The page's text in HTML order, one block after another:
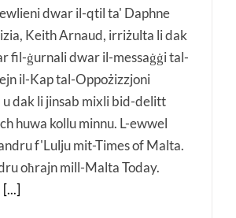
dwar il-qtil ta' Daphne
Keith Arnaud, irriżulta li dak
fil-ġurnali dwar il-messaġġi tal-
il-Kap tal-Oppożizzjoni
dak li jinsab mixli bid-delitt
huwa kollu minnu. L-ewwel
f'Lulju mit-Times of Malta.
oħrajn mill-Malta Today.
[...]